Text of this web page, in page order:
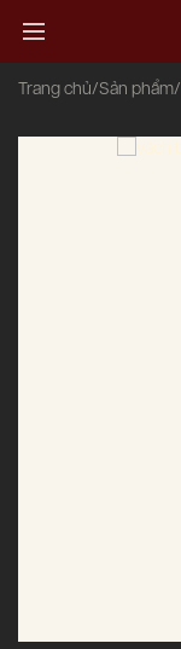
Trang chủ/Sản phẩm/